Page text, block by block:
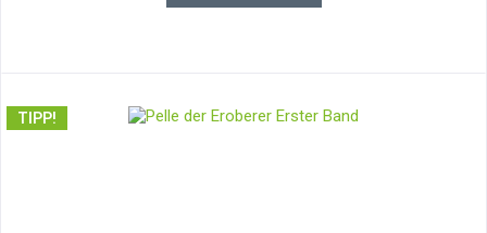
TIPP!